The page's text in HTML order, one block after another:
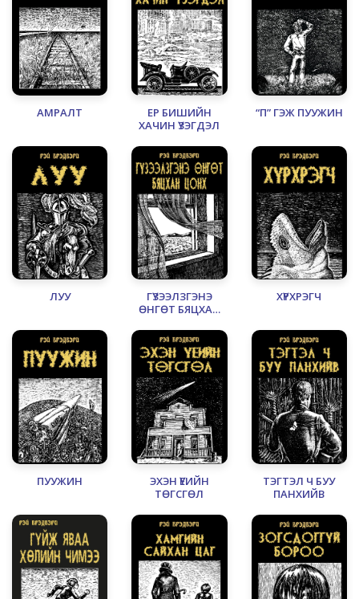
АМРАЛТ
ЕР БИШИЙН
ХАЧИН ҮЗЭГДЭЛ
“П” ГЭЖ ПУУЖИН
ЛУУ
ГҮЗЭЭЛЗГЭНЭ
ӨНГӨТ БЯЦХАН
ХҮРХРЭГЧ
ПУУЖИН
ЭХЭН ҮЕИЙН
ТӨГСГӨЛ
ТЭГТЭЛ Ч БУУ
ПАНХИЙВ